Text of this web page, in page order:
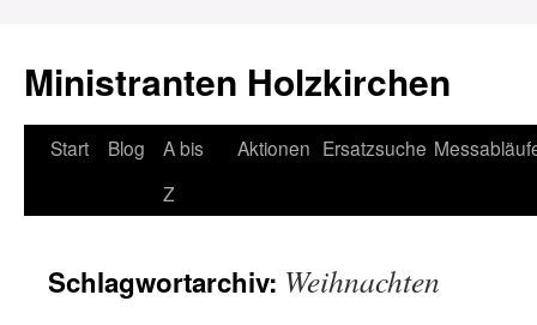
Ministranten Holzkirchen
Zum
Start Blog
A bis
Z
Aktionen Ersatzsuche
Schlagwortarchiv: Weihnachten